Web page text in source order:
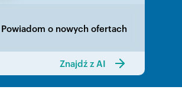
Powiadom o nowych ofertach
Znajdź z AI